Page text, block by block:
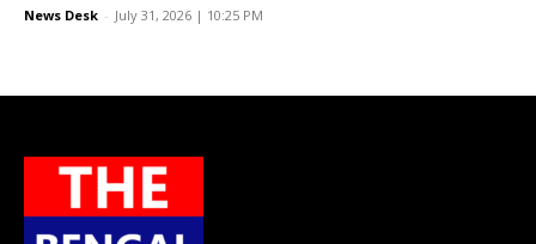
News Desk - July 31, 2026 | 10:25 PM